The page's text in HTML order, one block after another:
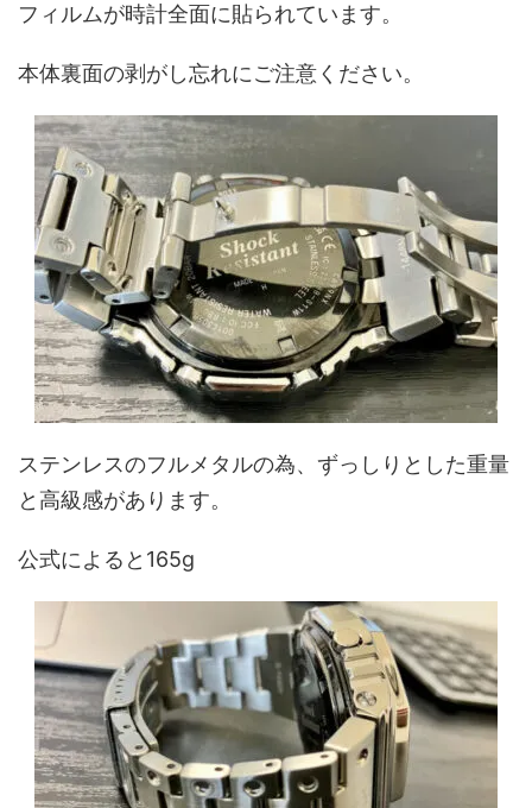
フィルムが時計全面に貼られています。
本体裏面の剥がし忘れにご注意ください。
ステンレスのフルメタルの為、ずっしりとした重量
と高級感があります。
公式によると165g